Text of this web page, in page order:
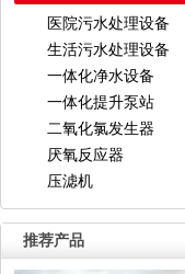
医院污水处理设备
生活污水处理设备
一体化净水设备
一体化提升泵站
二氧化氯发生器
厌氧反应器
压滤机
推荐产品